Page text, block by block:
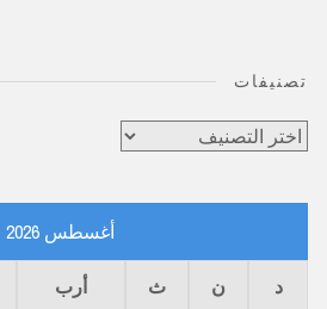
تصنيفات
تصنيفات
أغسطس 2026
د ن ث أرب